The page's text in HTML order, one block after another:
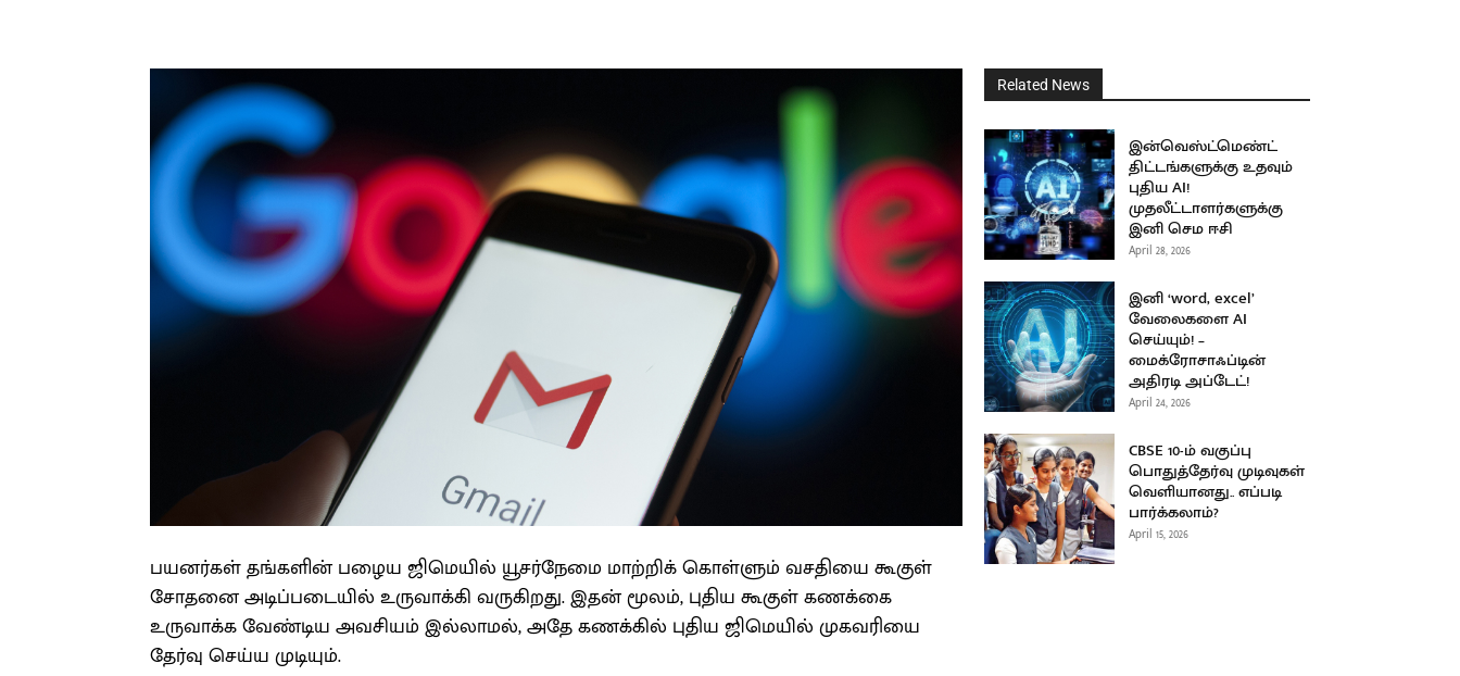
பயனர்கள் தங்களின் பழைய ஜிமெயில் யூசர்நேமை மாற்றிக் கொள்ளும் வசதியை கூகுள்
சோதனை அடிப்படையில் உருவாக்கி வருகிறது. இதன் மூலம், புதிய கூகுள் கணக்கை
உருவாக்க வேண்டிய அவசியம் இல்லாமல், அதே கணக்கில் புதிய ஜிமெயில் முகவரியை
தேர்வு செய்ய முடியும்.
Related News
இன்வெஸ்ட்மெண்ட்
திட்டங்களுக்கு உதவும்
புதிய AI!
முதலீட்டாளர்களுக்கு
இனி செம ஈசி
April 28, 2026
இனி ‘word, excel’
வேலைகளை AI
செய்யும்! –
மைக்ரோசாஃப்டின்
அதிரடி அப்டேட்!
April 24, 2026
CBSE 10-ம் வகுப்பு
பொதுத்தேர்வு முடிவுகள்
வெளியானது.. எப்படி
பார்க்கலாம்?
April 15, 2026